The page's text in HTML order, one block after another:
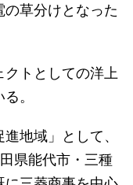
草分けとなった
トとしての洋上
。
地域」として、
県能代市・三種